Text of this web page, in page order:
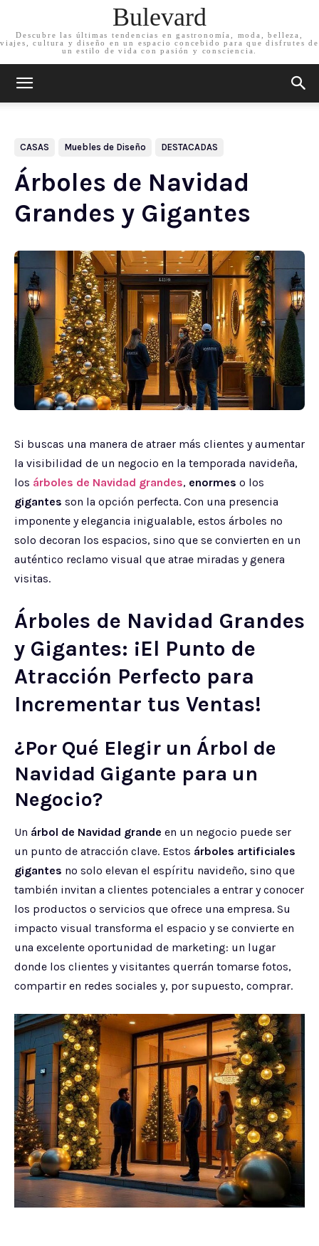
Bulevard
Descubre las últimas tendencias en gastronomía, moda, belleza,
viajes, cultura y diseño en un espacio concebido para que disfrutes de
un estilo de vida con pasión y consciencia.
CASAS Muebles de Diseño DESTACADAS
Árboles de Navidad
Grandes y Gigantes
Si buscas una manera de atraer más clientes y aumentar
la visibilidad de un negocio en la temporada navideña,
los árboles de Navidad grandes, enormes o los
gigantes son la opción perfecta. Con una presencia
imponente y elegancia inigualable, estos árboles no
solo decoran los espacios, sino que se convierten en un
auténtico reclamo visual que atrae miradas y genera
visitas.
Árboles de Navidad Grandes
y Gigantes: ¡El Punto de
Atracción Perfecto para
Incrementar tus Ventas!
¿Por Qué Elegir un Árbol de
Navidad Gigante para un
Negocio?
Un árbol de Navidad grande en un negocio puede ser
un punto de atracción clave. Estos árboles artificiales
gigantes no solo elevan el espíritu navideño, sino que
también invitan a clientes potenciales a entrar y conocer
los productos o servicios que ofrece una empresa. Su
impacto visual transforma el espacio y se convierte en
una excelente oportunidad de marketing: un lugar
donde los clientes y visitantes querrán tomarse fotos,
compartir en redes sociales y, por supuesto, comprar.